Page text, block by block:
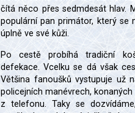
čítá něco přes sedmdesát hlav.
populární pan primátor, který se
úplně ve své kůži.
Po cestě probíhá tradiční
defekace. Vcelku se dá však
Většina fanoušků vystupuje už
policejních manévrech,
z telefonu. Taky se